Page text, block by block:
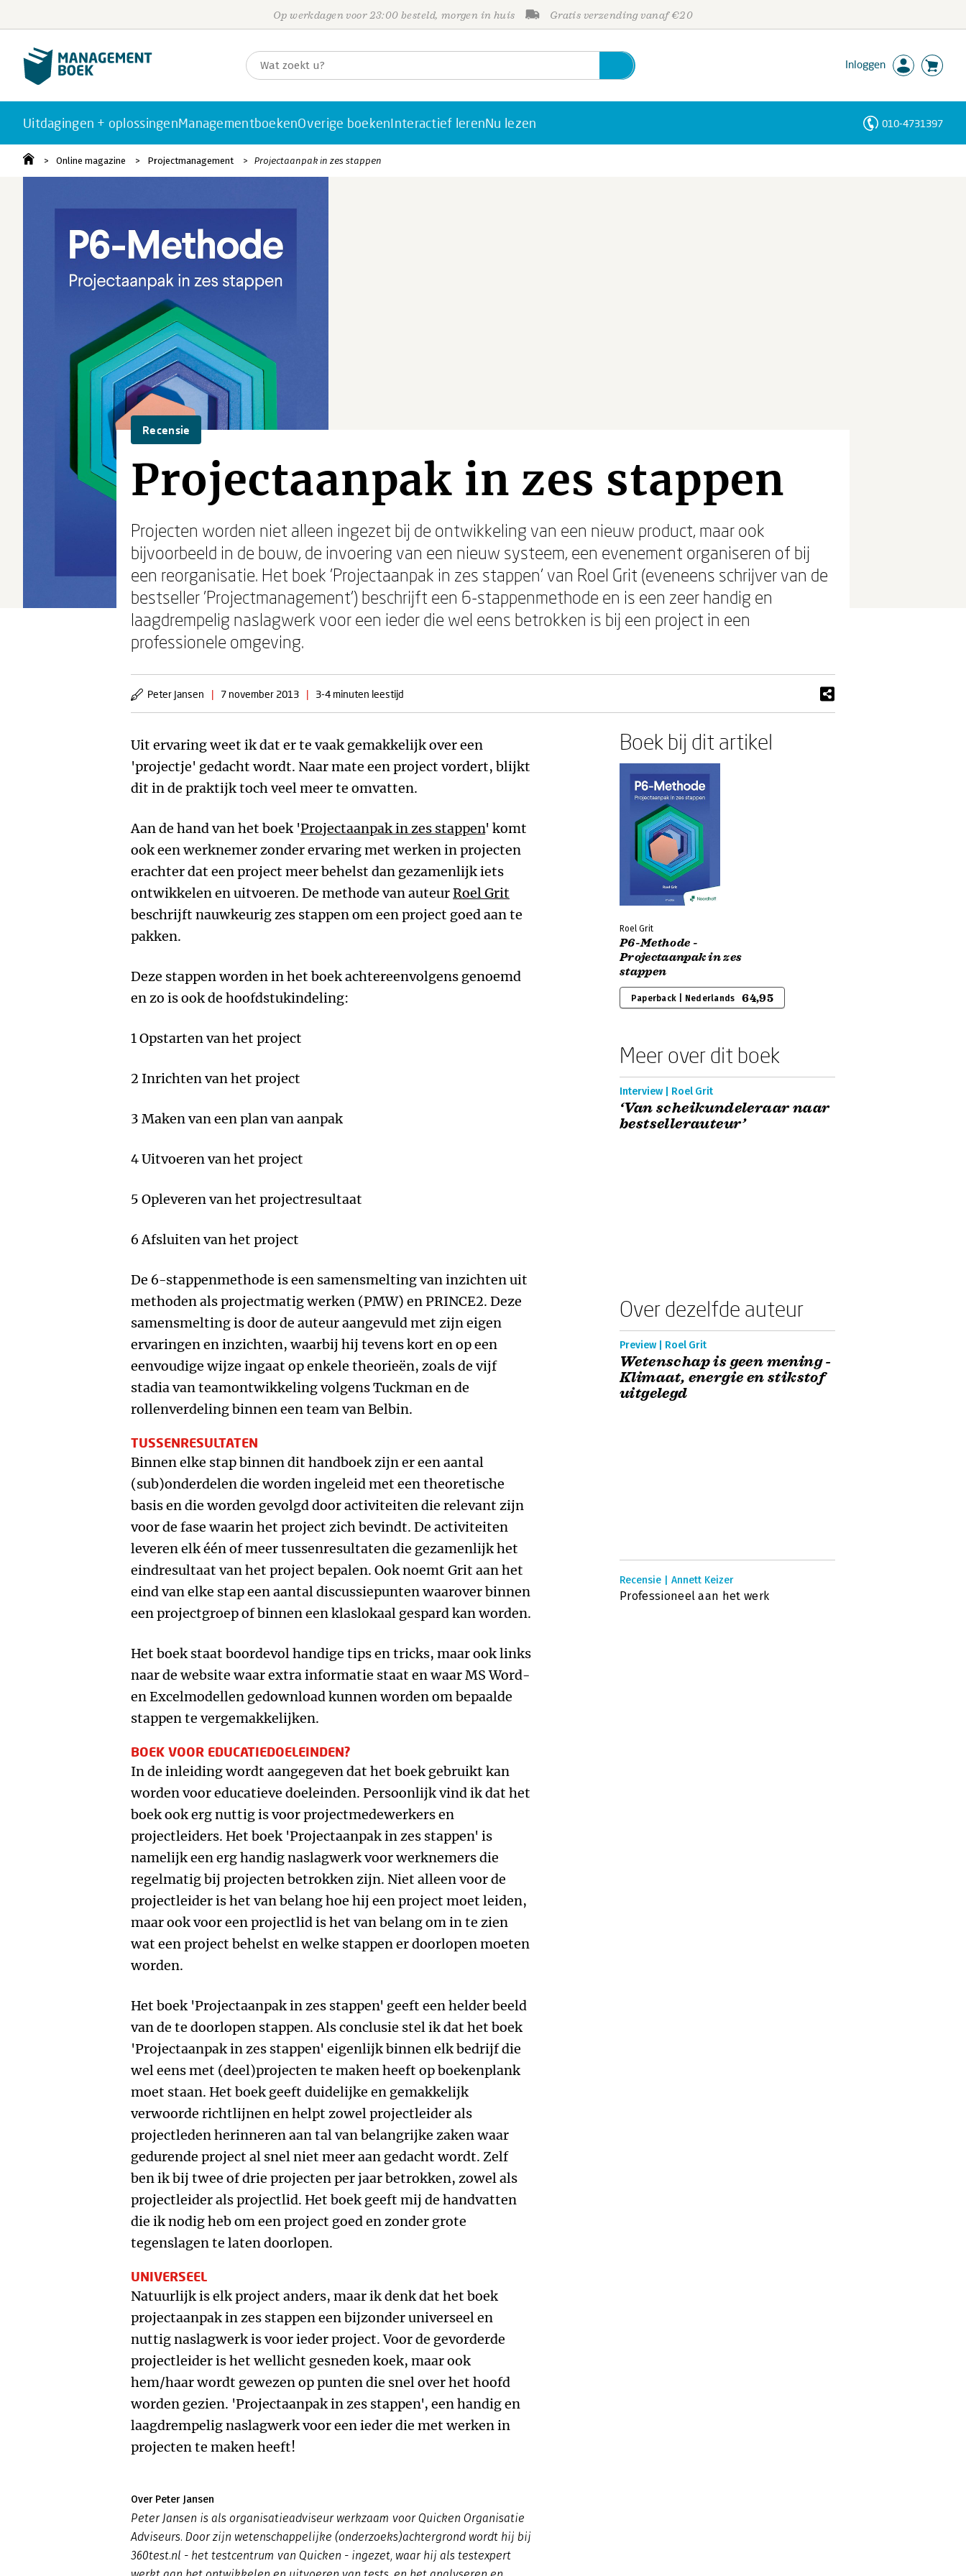
Op werkdagen voor 23:00 besteld, morgen in huis Gratis verzending vanaf €20
Inloggen
Uitdagingen + oplossingenManagementboekenOverige boekenInteractief lerenNu lezen 010-4731397
Online magazine Projectmanagement Projectaanpak in zes stappen
Recensie
Projectaanpak in zes stappen
Projecten worden niet alleen ingezet bij de ontwikkeling van een nieuw product, maar ook
bijvoorbeeld in de bouw, de invoering van een nieuw systeem, een evenement organiseren of bij
een reorganisatie. Het boek 'Projectaanpak in zes stappen' van Roel Grit (eveneens schrijver van de
bestseller 'Projectmanagement') beschrijft een 6-stappenmethode en is een zeer handig en
laagdrempelig naslagwerk voor een ieder die wel eens betrokken is bij een project in een
professionele omgeving.
Peter Jansen | 7 november 2013 | 3-4 minuten leestijd
Uit ervaring weet ik dat er te vaak gemakkelijk over een
'projectje' gedacht wordt. Naar mate een project vordert, blijkt
dit in de praktijk toch veel meer te omvatten.
Aan de hand van het boek 'Projectaanpak in zes stappen' komt
ook een werknemer zonder ervaring met werken in projecten
erachter dat een project meer behelst dan gezamenlijk iets
ontwikkelen en uitvoeren. De methode van auteurRoel Grit
beschrijft nauwkeurig zes stappen om een project goed aan te
pakken.
Deze stappen worden in het boek achtereenvolgens genoemd
en zo is ook de hoofdstukindeling:
1 Opstarten van het project
2 Inrichten van het project
3 Maken van een plan van aanpak
4 Uitvoeren van het project
5 Opleveren van het projectresultaat
6 Afsluiten van het project
De 6-stappenmethode is een samensmelting van inzichten uit
methoden als projectmatig werken (PMW) en PRINCE2. Deze
samensmelting is door de auteur aangevuld met zijn eigen
ervaringen en inzichten, waarbij hij tevens kort en op een
eenvoudige wijze ingaat op enkele theorieën, zoals de vijf
stadia van teamontwikkeling volgens Tuckman en de
rollenverdeling binnen een team van Belbin.
TUSSENRESULTATEN
Binnen elke stap binnen dit handboek zijn er een aantal
(sub)onderdelen die worden ingeleid met een theoretische
basis en die worden gevolgd door activiteiten die relevant zijn
voor de fase waarin het project zich bevindt. De activiteiten
leveren elk één of meer tussenresultaten die gezamenlijk het
eindresultaat van het project bepalen. Ook noemt Grit aan het
eind van elke stap een aantal discussiepunten waarover binnen
een projectgroep of binnen een klaslokaal gespard kan worden.
Het boek staat boordevol handige tips en tricks, maar ook links
naar de website waar extra informatie staat en waar MS Word-
en Excelmodellen gedownload kunnen worden om bepaalde
stappen te vergemakkelijken.
BOEK VOOR EDUCATIEDOELEINDEN?
In de inleiding wordt aangegeven dat het boek gebruikt kan
worden voor educatieve doeleinden. Persoonlijk vind ik dat het
boek ook erg nuttig is voor projectmedewerkers en
projectleiders. Het boek 'Projectaanpak in zes stappen' is
namelijk een erg handig naslagwerk voor werknemers die
regelmatig bij projecten betrokken zijn. Niet alleen voor de
projectleider is het van belang hoe hij een project moet leiden,
maar ook voor een projectlid is het van belang om in te zien
wat een project behelst en welke stappen er doorlopen moeten
worden.
Het boek 'Projectaanpak in zes stappen' geeft een helder beeld
van de te doorlopen stappen. Als conclusie stel ik dat het boek
'Projectaanpak in zes stappen' eigenlijk binnen elk bedrijf die
wel eens met (deel)projecten te maken heeft op boekenplank
moet staan. Het boek geeft duidelijke en gemakkelijk
verwoorde richtlijnen en helpt zowel projectleider als
projectleden herinneren aan tal van belangrijke zaken waar
gedurende project al snel niet meer aan gedacht wordt. Zelf
ben ik bij twee of drie projecten per jaar betrokken, zowel als
projectleider als projectlid. Het boek geeft mij de handvatten
die ik nodig heb om een project goed en zonder grote
tegenslagen te laten doorlopen.
UNIVERSEEL
Natuurlijk is elk project anders, maar ik denk dat het boek
projectaanpak in zes stappen een bijzonder universeel en
nuttig naslagwerk is voor ieder project. Voor de gevorderde
projectleider is het wellicht gesneden koek, maar ook
hem/haar wordt gewezen op punten die snel over het hoofd
worden gezien. 'Projectaanpak in zes stappen', een handig en
laagdrempelig naslagwerk voor een ieder die met werken in
projecten te maken heeft!
Over Peter Jansen
Peter Jansen is als organisatieadviseur werkzaam voor Quicken Organisatie
Adviseurs. Door zijn wetenschappelijke (onderzoeks)achtergrond wordt hij bij
360test.nl - het testcentrum van Quicken - ingezet, waar hij als testexpert
Boek bij dit artikel
Roel Grit
P6-Methode -
Projectaanpak in zes
stappen
Paperback | Nederlands 64,95
Meer over dit boek
Interview | Roel Grit
‘Van scheikundeleraar naar
bestsellerauteur’
Over dezelfde auteur
Preview | Roel Grit
Wetenschap is geen mening -
Klimaat, energie en stikstof
uitgelegd
Recensie | Annett Keizer
Professioneel aan het werk
Personen